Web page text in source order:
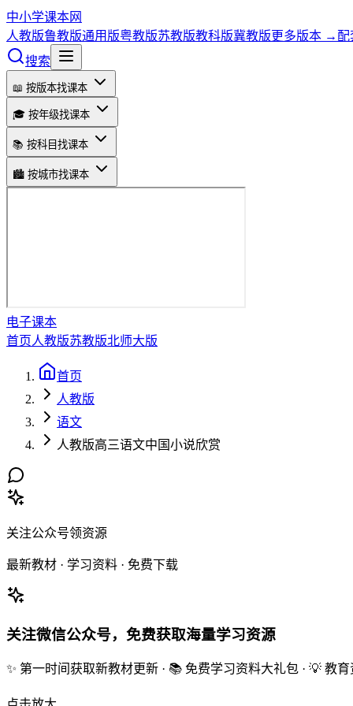
中小学课本网
人教版鲁教版通用版粤教版苏教版教科版冀教版更多版本 → 配
搜索
📖 按版本找课本
🎓 按年级找课本
📚 按科目找课本
🏙️ 按城市找课本
电子课本
首页人教版苏教版北师大版
首页
人教版
语文
人教版高三语文中国小说欣赏
关注公众号领资源
最新教材 · 学习资料 · 免费下载
关注微信公众号，免费获取海量学习资源
✨ 第一时间获取新教材更新 · 📚 免费学习资料大礼包 · 💡 教